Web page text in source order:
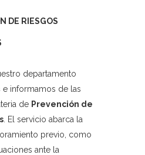
DE RIESGOS
departamento
e informamos de las
de Prevención de
. El servicio abarca la
previo, como
ante la